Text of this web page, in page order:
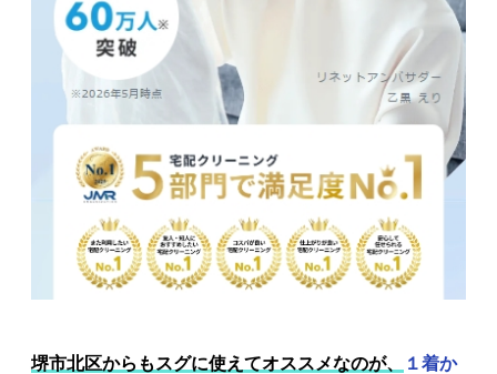
堺市北区からもスグに使えてオススメなのが、
１着か